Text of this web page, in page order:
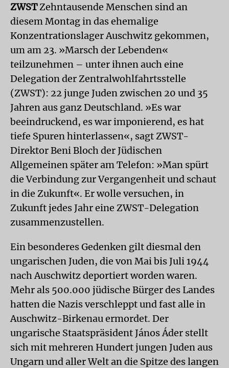
ZWSTZehntausende Menschen sind an
diesem Montag in das ehemalige
Konzentrationslager Auschwitz gekommen,
um am 23. »Marsch der Lebenden«
teilzunehmen – unter ihnen auch eine
Delegation der Zentralwohlfahrtsstelle
(ZWST): 22 junge Juden zwischen 20 und 35
Jahren aus ganz Deutschland. »Es war
beeindruckend, es war imponierend, es hat
tiefe Spuren hinterlassen«, sagt ZWST-
Direktor Beni Bloch der Jüdischen
Allgemeinen später am Telefon: »Man spürt
die Verbindung zur Vergangenheit und schaut
in die Zukunft«. Er wolle versuchen, in
Zukunft jedes Jahr eine ZWST-Delegation
zusammenzustellen.
Ein besonderes Gedenken gilt diesmal den
ungarischen Juden, die von Mai bis Juli 1944
nach Auschwitz deportiert worden waren.
Mehr als 500.000 jüdische Bürger des Landes
hatten die Nazis verschleppt und fast alle in
Auschwitz-Birkenau ermordet. Der
ungarische Staatspräsident János Áder stellt
sich mit mehreren Hundert jungen Juden aus
Ungarn und aller Welt an die Spitze des langen